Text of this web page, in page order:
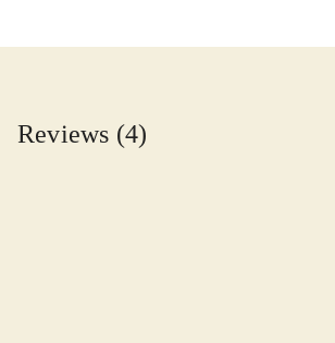
Reviews (4)